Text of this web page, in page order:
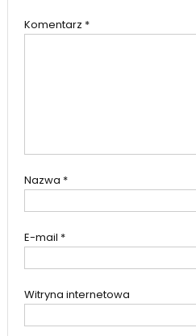
Komentarz *
Nazwa *
E-mail *
Witryna internetowa